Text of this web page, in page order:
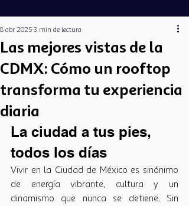
Las mejores vistas de la
CDMX: Cómo un rooftop
transforma tu experiencia
diaria
8 abr 2025 3 min de lectura
La ciudad a tus pies,
todos los días
Vivir en la Ciudad de México es sinónimo
de energía vibrante, cultura y un
dinamismo que nunca se detiene. Sin